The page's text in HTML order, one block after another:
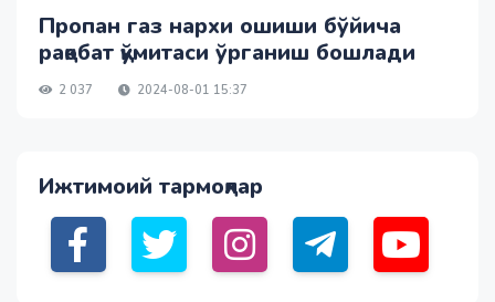
Пропан газ нархи ошиши бўйича
рақобат қўмитаси ўрганиш бошлади
2 037 2024-08-01 15:37
Ижтимоий тармоқлар